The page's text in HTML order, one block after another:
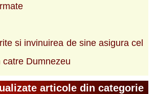
si invinuirea de sine asigura cel
Dumnezeu
articole din categorie